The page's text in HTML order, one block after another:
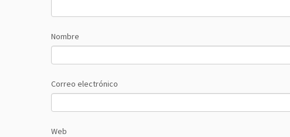
Nombre
Correo electrónico
Web